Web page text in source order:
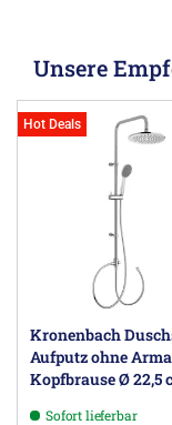
Unsere
Hot Deals
Kronenbach
Aufputz ohne
Kopfbrause Ø 22,5
Sofort lieferbar